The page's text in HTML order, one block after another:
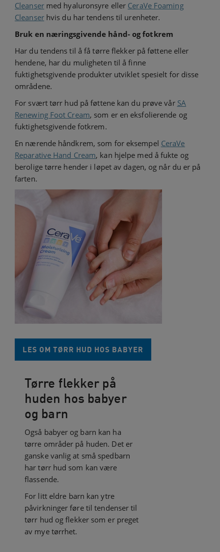
Cleansermed hyaluronsyre eller CeraVe Foaming
Cleanserhvis du har tendens til urenheter.
Bruk en næringsgivende hånd- og fotkrem
Har du tendens til å få tørre flekker på føttene eller
hendene, har du muligheten til å finne
fuktighetsgivende produkter utviklet spesielt for disse
områdene.
For svært tørr hud på føttene kan du prøve vår SA
Renewing Foot Cream, som er en eksfolierende og
fuktighetsgivende fotkrem.
En nærende håndkrem, som for eksempel CeraVe
Reparative Hand Cream, kan hjelpe med å fukte og
berolige tørre hender i løpet av dagen, og når du er på
farten.
LES OM TØRR HUD HOS BABYER
Tørre flekker på
huden hos babyer
og barn
Også babyer og barn kan ha
tørre områder på huden. Det er
ganske vanlig at små spedbarn
har tørr hud som kan være
flassende.
For litt eldre barn kan ytre
påvirkninger føre til tendenser til
tørr hud og flekker som er preget
av mye tørrhet.